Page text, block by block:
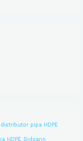
distributor pipa HDPE
HDPE Sidoarjo